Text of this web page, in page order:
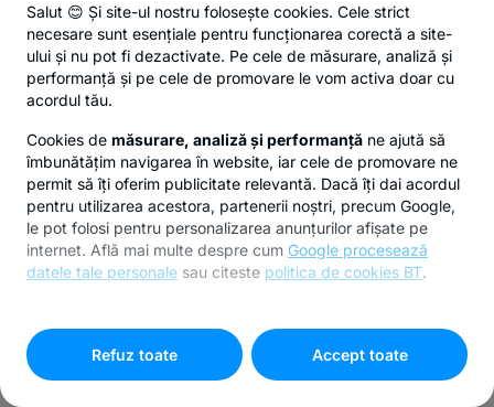
Salut 😊 Și site-ul nostru folosește cookies. Cele strict
necesare sunt esențiale pentru funcționarea corectă a site-
ului și nu pot fi dezactivate. Pe cele de măsurare, analiză și
performanță și pe cele de promovare le vom activa doar cu
acordul tău.
Cookies de măsurare, analiză și performanță ne ajută să
îmbunătățim navigarea în website, iar cele de promovare ne
permit să îți oferim publicitate relevantă. Dacă îți dai acordul
pentru utilizarea acestora, partenerii noștri, precum Google,
le pot folosi pentru personalizarea anunțurilor afișate pe
internet. Află mai multe despre cum Google procesează
datele tale personale sau citeste politica de cookies BT.
cookies"
Refuz toate
Accept toate